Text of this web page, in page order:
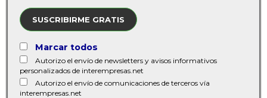
SUSCRIBIRME GRATIS
Marcar todos
Autorizo el envío de newsletters y avisos informativos
personalizados de interempresas.net
Autorizo el envío de comunicaciones de terceros vía
interempresas.net